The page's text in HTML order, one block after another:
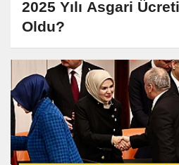
2025 Yılı Asgari
Oldu?